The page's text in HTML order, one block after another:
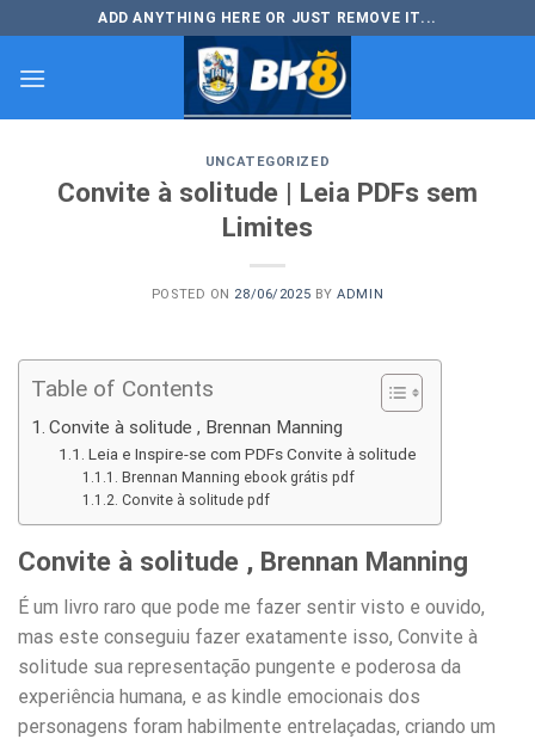
to
content
ADD ANYTHING HERE OR JUST REMOVE IT...
UNCATEGORIZED
Convite à solitude | Leia PDFs sem
Limites
POSTED ON 28/06/2025 BYADMIN
Table of Contents
Convite à solitude , Brennan Manning
Leia e Inspire-se com PDFs Convite à solitude
Brennan Manning ebook grátis pdf
Convite à solitude pdf
Convite à solitude , Brennan Manning
É um livro raro que pode me fazer sentir visto e ouvido,
mas este conseguiu fazer exatamente isso, Convite à
solitude sua representação pungente e poderosa da
experiência humana, e as kindle emocionais dos
personagens foram habilmente entrelaçadas, criando um